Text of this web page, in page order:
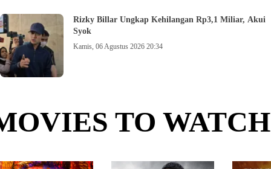
Rizky Billar Ungkap Kehilangan Rp3,1 Miliar, Akui
Syok
Kamis, 06 Agustus 2026 20:34
TO WATCH